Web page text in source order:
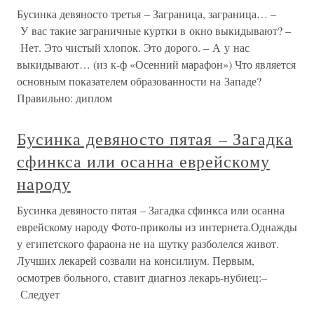
Бусинка девяносто третья – Заграница, заграница… –
У вас такие заграничные куртки в окно выкидывают? –
Нет. Это чистый хлопок. Это дорого. – А у нас
выкидывают… (из к-ф «Осенний марафон») Что является
основным показателем образованности на Западе?
Правильно: диплом
Бусинка девяносто пятая – Загадка
сфинкса или осанна еврейскому
народу
Бусинка девяносто пятая – Загадка сфинкса или осанна
еврейскому народу Фото-приколы из интернета.Однажды
у египетского фараона не на шутку разболелся живот.
Лучших лекарей созвали на консилиум. Первым,
осмотрев больного, ставит диагноз лекарь-нубиец:–
Следует